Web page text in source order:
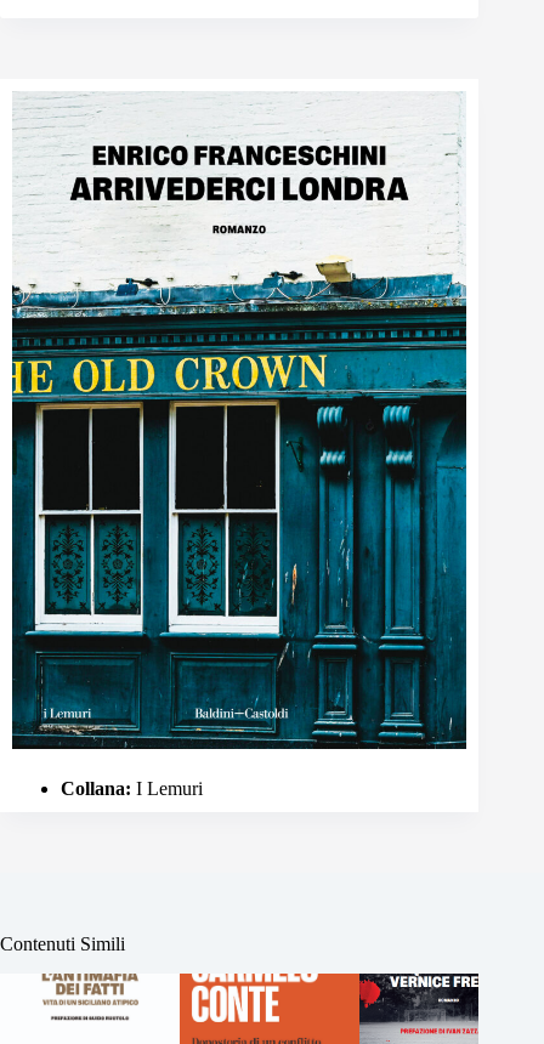
Collana: I Lemuri
Contenuti Simili